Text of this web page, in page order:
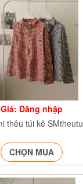
Giá: Đăng nhập
CHỌN MUA